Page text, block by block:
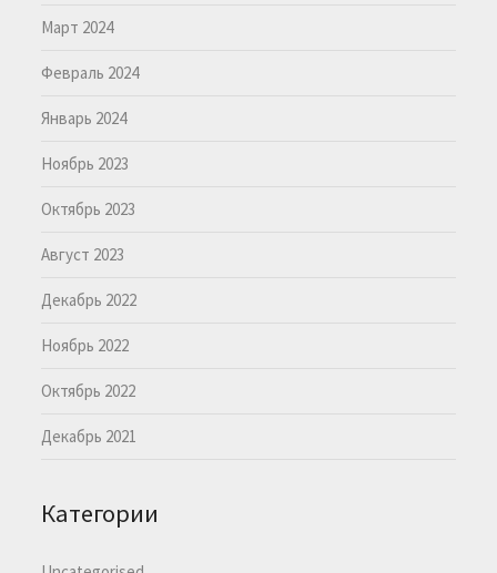
Март 2024
Февраль 2024
Январь 2024
Ноябрь 2023
Октябрь 2023
Август 2023
Декабрь 2022
Ноябрь 2022
Октябрь 2022
Декабрь 2021
Категории